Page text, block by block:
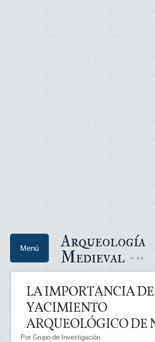
Arqueología
Medieval
Menú
LA IMPORTANCIA
YACIMIENTO
ARQUEOLÓGICO DE
Por Grupo de Investigación.